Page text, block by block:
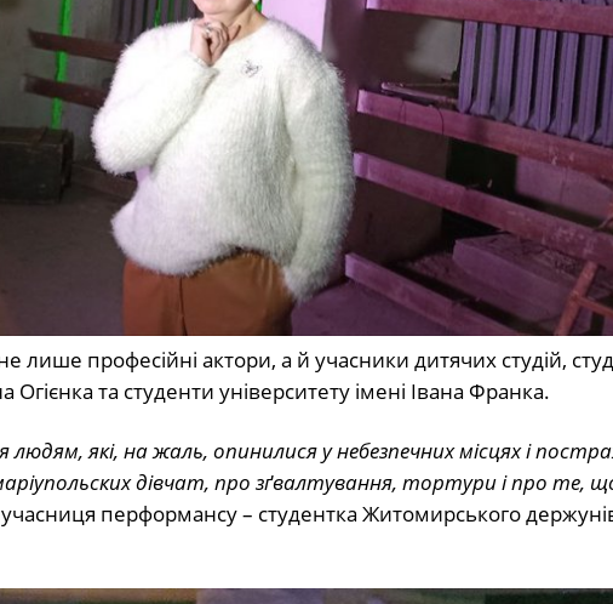
лише професійні актори, а й учасники дитячих студій,
Огієнка та студенти університету імені Івана Франка.
які, на жаль, опинилися у небезпечних місцях і
дівчат, про зґвалтування, тортури і про те,
перформансу – студентка Житомирського